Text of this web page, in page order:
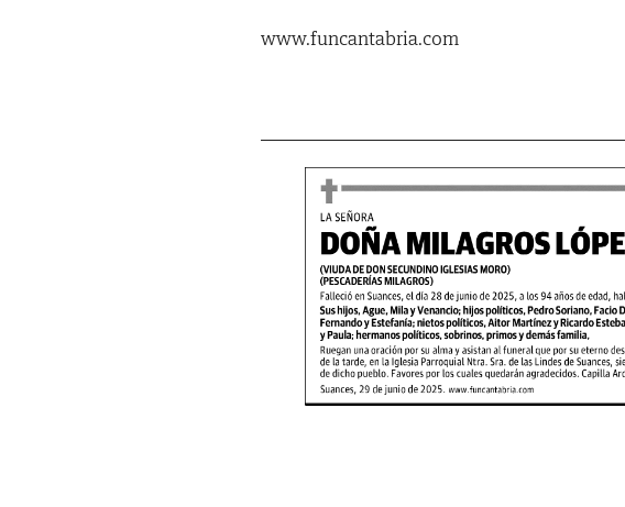
www.funcantabria.com